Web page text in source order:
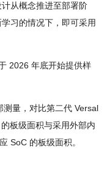
从概念推进至部署阶
习的情况下，即可采用
2026 年底开始提供样
量，对比第二代 Versal
板级面积与采用外部内
SoC 的板级面积。